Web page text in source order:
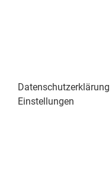
Datenschutzerklärung
Einstellungen